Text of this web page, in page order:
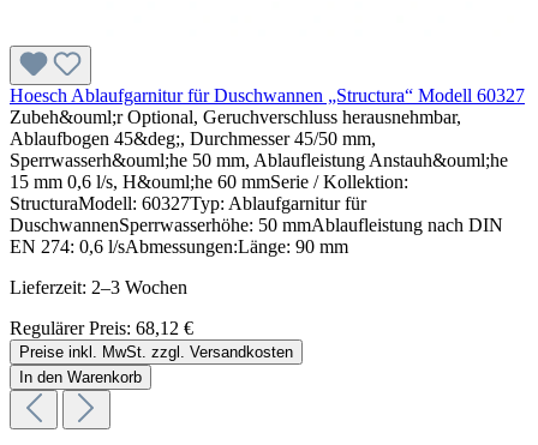
Hoesch Ablaufgarnitur für Duschwannen „Structura“ Modell 60327
Zubeh&ouml;r Optional, Geruchverschluss herausnehmbar,
Ablaufbogen 45&deg;, Durchmesser 45/50 mm,
Sperrwasserh&ouml;he 50 mm, Ablaufleistung Anstauh&ouml;he
15 mm 0,6 l/s, H&ouml;he 60 mmSerie / Kollektion:
StructuraModell: 60327Typ: Ablaufgarnitur für
DuschwannenSperrwasserhöhe: 50 mmAblaufleistung nach DIN
EN 274: 0,6 l/sAbmessungen:Länge: 90 mm
Lieferzeit: 2–3 Wochen
Regulärer Preis: 68,12 €
Preise inkl. MwSt. zzgl. Versandkosten
In den Warenkorb